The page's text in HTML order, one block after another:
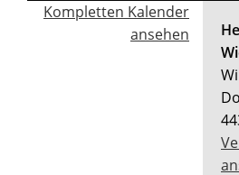
Kompletten Kalender
ansehen